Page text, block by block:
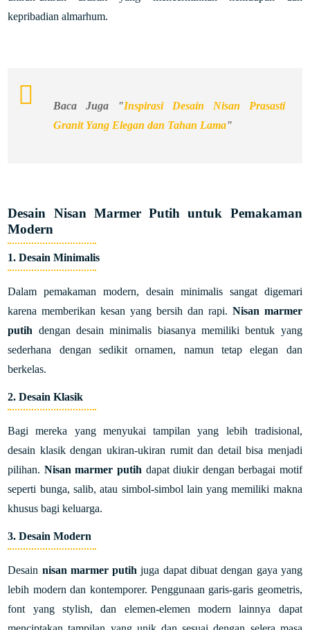
kepribadian almarhum.
Baca Juga "Inspirasi Desain Nisan Prasasti
Granit Yang Elegan dan Tahan Lama"
Desain Nisan Marmer Putih untuk Pemakaman
Modern
1. Desain Minimalis
Dalam pemakaman modern, desain minimalis sangat digemari
karena memberikan kesan yang bersih dan rapi. Nisan marmer
putih dengan desain minimalis biasanya memiliki bentuk yang
sederhana dengan sedikit ornamen, namun tetap elegan dan
berkelas.
2. Desain Klasik
Bagi mereka yang menyukai tampilan yang lebih tradisional,
desain klasik dengan ukiran-ukiran rumit dan detail bisa menjadi
pilihan. Nisan marmer putih dapat diukir dengan berbagai motif
seperti bunga, salib, atau simbol-simbol lain yang memiliki makna
khusus bagi keluarga.
3. Desain Modern
Desain nisan marmer putih juga dapat dibuat dengan gaya yang
lebih modern dan kontemporer. Penggunaan garis-garis geometris,
font yang stylish, dan elemen-elemen modern lainnya dapat